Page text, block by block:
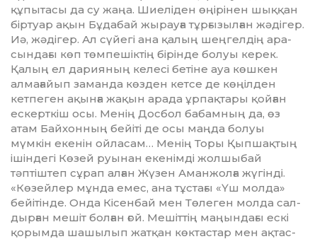
құпытасы да су жаңа. Шие­ліден өңірінен шыққан
бір­туар ақын Бұдабай жырауға тұр­ғы­зылған жәдігер.
Иә, жәдігер. Ал сүйегі ана қалың шеңгелдің ара­
сындағы көп төмпешіктің бірінде болуы керек.
Қалың ел дарияның келесі бетіне ауа көшкен
алма­ғайып заманда көзден кетсе де көңілден
кетпеген ақынға жақын арада ұрпақтары қойған
ескерткіш осы. Менің Досбол бабамның да, өз
атам Байхонның бейіті де осы маңда болуы
мүмкін екенін ойла­сам… Менің Торы Қыпшақ­тың
ішіндегі Көзей руынан екенімді жолшыбай
тәптіштеп сұрап алған Жүзен Аманжолға жүгінді.
«Кө­зей­лер мұнда емес, ана тұстағы «Үш молда»
бейітінде. Онда Кі­сен­­бай мен Төлеген молда сал­
дыр­ған мешіт болған ғой. Мешіттің маңындағы ескі
қорымда шашы­лып жатқан көктастар мен ақтас­